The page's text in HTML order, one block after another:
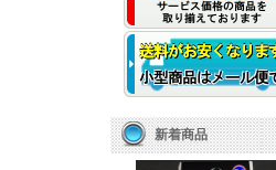
新着商品